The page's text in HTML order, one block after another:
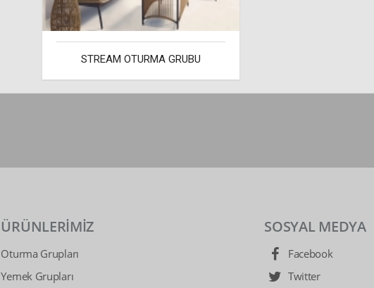
STREAM OTURMA GRUBU
ÜRÜNLERİMİZ
Oturma Grupları
Yemek Grupları
SOSYAL MEDYA
Facebook
Twitter